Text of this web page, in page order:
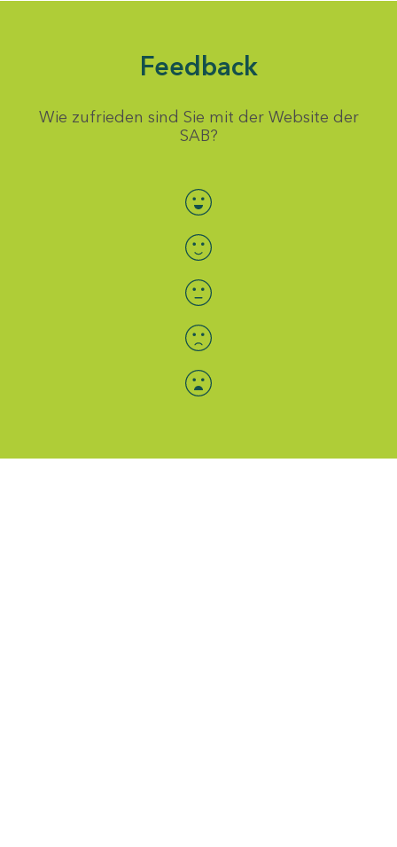
Feedback
Wie zufrieden sind Sie mit der Website der
SAB?
Bewertung auswählen